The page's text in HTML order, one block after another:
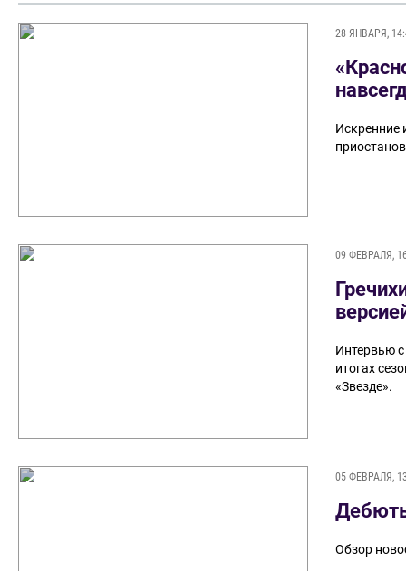
28 ЯНВАРЯ,
Искренние
09 ФЕВРАЛЯ,
Интервью
итогах
«Звезде».
05 ФЕВРАЛЯ,
Обзор